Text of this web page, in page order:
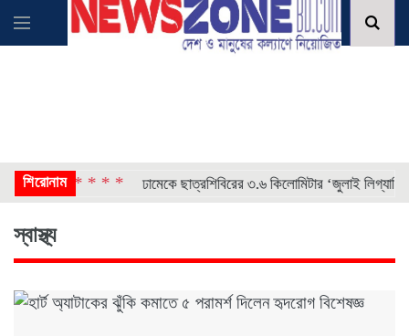
শিরোনাম* * * * ঢামেকে ছাত্রশিবিরের ৩.৬ কিলোমিটার ‘জুলাই লিগ্যাসি রান’
স্বাস্থ্য